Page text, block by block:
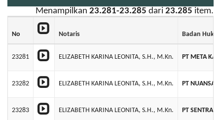
Menampilkan 23.281-23.285 dari 23.285 item.
No Notaris Badan
23281 ELIZABETH KARINA LEONITA, S.H., M.Kn. PT META
23282 ELIZABETH KARINA LEONITA, S.H., M.Kn. PT NUANSA
23283 ELIZABETH KARINA LEONITA, S.H., M.Kn. PT